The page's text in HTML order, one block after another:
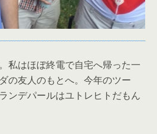
私はほぼ終電で自宅へ帰った一
の友人のもとへ。今年のツー
ンデパールはユトレヒトだもん